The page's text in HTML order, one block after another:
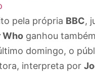
pela própria BBC,
Who ganhou
domingo, o
interpreta por